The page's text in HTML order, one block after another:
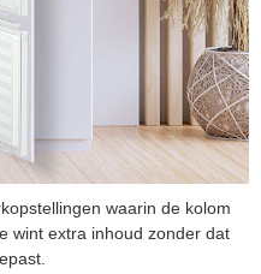
waarin de kolom
wint extra inhoud zonder dat